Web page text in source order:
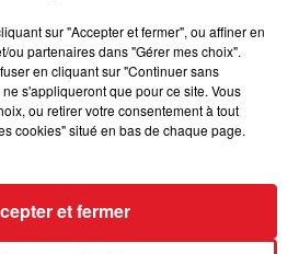
- 803 ESPRIT D'OEILLET
à suivre:F.OUVRIE
sur "Accepter et fermer", ou affiner en
ou partenaires dans "Gérer mes choix".
en cliquant sur "Continuer sans
s'appliqueront que pour ce site. Vous
ou retirer votre consentement à tout
cookies" situé en bas de chaque page.
et fermer